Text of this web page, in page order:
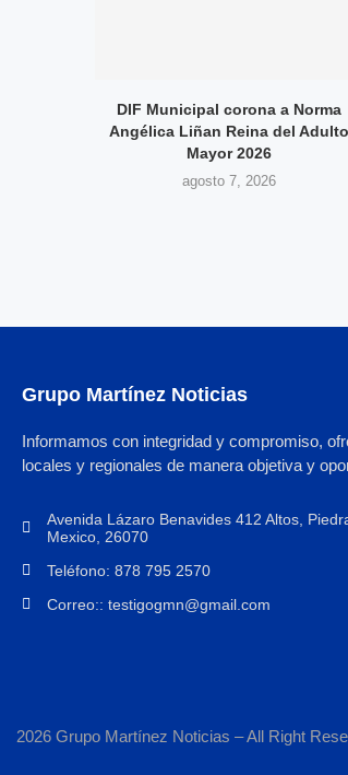
DIF Municipal corona a Norma
Angélica Liñan Reina del Adulto
Mayor 2026
agosto 7, 2026
Grupo Martínez Noticias
Informamos con integridad y compromiso,
locales y regionales de manera objetiva y
Avenida Lázaro Benavides 412 Altos,
Mexico, 26070
Teléfono: 878 795 2570
Correo:: testigogmn@gmail.com
2026 Grupo Martínez Noticias – All Right